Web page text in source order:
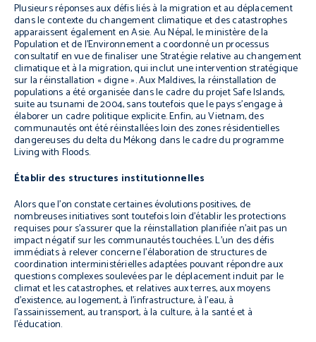
Plusieurs réponses aux défis liés à la migration et au déplacement
dans le contexte du changement climatique et des catastrophes
apparaissent également en Asie. Au Népal, le ministère de la
Population et de l’Environnement a coordonné un processus
consultatif en vue de finaliser une Stratégie relative au changement
climatique et à la migration, qui inclut une intervention stratégique
sur la réinstallation « digne ». Aux Maldives, la réinstallation de
populations a été organisée dans le cadre du projet Safe Islands,
suite au tsunami de 2004, sans toutefois que le pays s’engage à
élaborer un cadre politique explicite. Enfin, au Vietnam, des
communautés ont été réinstallées loin des zones résidentielles
dangereuses du delta du Mékong dans le cadre du programme
Living with Floods.
Établir des structures institutionnelles
Alors que l’on constate certaines évolutions positives, de
nombreuses initiatives sont toutefois loin d’établir les protections
requises pour s’assurer que la réinstallation planifiée n’ait pas un
impact négatif sur les communautés touchées. L’un des défis
immédiats à relever concerne l’élaboration de structures de
coordination interministérielles adaptées pouvant répondre aux
questions complexes soulevées par le déplacement induit par le
climat et les catastrophes, et relatives aux terres, aux moyens
d’existence, au logement, à l’infrastructure, à l’eau, à
l’assainissement, au transport, à la culture, à la santé et à
l’éducation.